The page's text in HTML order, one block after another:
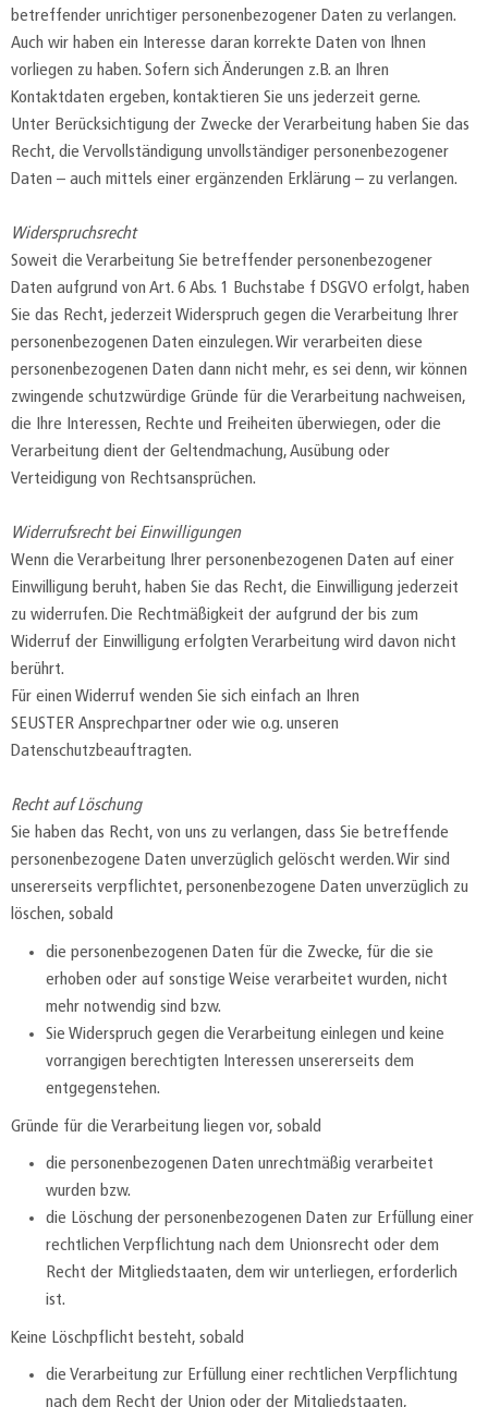
betreffender unrichtiger personenbezogener Daten zu verlangen.
Auch wir haben ein Interesse daran korrekte Daten von Ihnen
vorliegen zu haben. Sofern sich Änderungen z.B. an Ihren
Kontaktdaten ergeben, kontaktieren Sie uns jederzeit gerne.
Unter Berücksichtigung der Zwecke der Verarbeitung haben Sie das
Recht, die Vervollständigung unvollständiger personenbezogener
Daten – auch mittels einer ergänzenden Erklärung – zu verlangen.
Widerspruchsrecht
Soweit die Verarbeitung Sie betreffender personenbezogener
Daten aufgrund von Art. 6 Abs. 1 Buchstabe f DSGVO erfolgt, haben
Sie das Recht, jederzeit Widerspruch gegen die Verarbeitung Ihrer
personenbezogenen Daten einzulegen. Wir verarbeiten diese
personenbezogenen Daten dann nicht mehr, es sei denn, wir können
zwingende schutzwürdige Gründe für die Verarbeitung nachweisen,
die Ihre Interessen, Rechte und Freiheiten überwiegen, oder die
Verarbeitung dient der Geltendmachung, Ausübung oder
Verteidigung von Rechtsansprüchen.
Widerrufsrecht bei Einwilligungen
Wenn die Verarbeitung Ihrer personenbezogenen Daten auf einer
Einwilligung beruht, haben Sie das Recht, die Einwilligung jederzeit
zu widerrufen. Die Rechtmäßigkeit der aufgrund der bis zum
Widerruf der Einwilligung erfolgten Verarbeitung wird davon nicht
berührt.
Für einen Widerruf wenden Sie sich einfach an Ihren
SEUSTER Ansprechpartner oder wie o.g. unseren
Datenschutzbeauftragten.
Recht auf Löschung
Sie haben das Recht, von uns zu verlangen, dass Sie betreffende
personenbezogene Daten unverzüglich gelöscht werden. Wir sind
unsererseits verpflichtet, personenbezogene Daten unverzüglich zu
löschen, sobald
die personenbezogenen Daten für die Zwecke, für die sie
erhoben oder auf sonstige Weise verarbeitet wurden, nicht
mehr notwendig sind bzw.
Sie Widerspruch gegen die Verarbeitung einlegen und keine
vorrangigen berechtigten Interessen unsererseits dem
entgegenstehen.
Gründe für die Verarbeitung liegen vor, sobald
die personenbezogenen Daten unrechtmäßig verarbeitet
wurden bzw.
die Löschung der personenbezogenen Daten zur Erfüllung einer
rechtlichen Verpflichtung nach dem Unionsrecht oder dem
Recht der Mitgliedstaaten, dem wir unterliegen, erforderlich
ist.
Keine Löschpflicht besteht, sobald
die Verarbeitung zur Erfüllung einer rechtlichen Verpflichtung
nach dem Recht der Union oder der Mitgliedstaaten,